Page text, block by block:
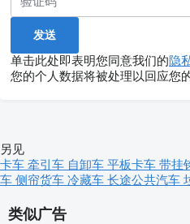
单击此处即表明您同意我们的隐
您的个人数据将被处理以回应您
类似广告
另见
卡车 牵引车 自卸车 平板卡车 带挂
车 侧帘货车 冷藏车 长途公共汽车